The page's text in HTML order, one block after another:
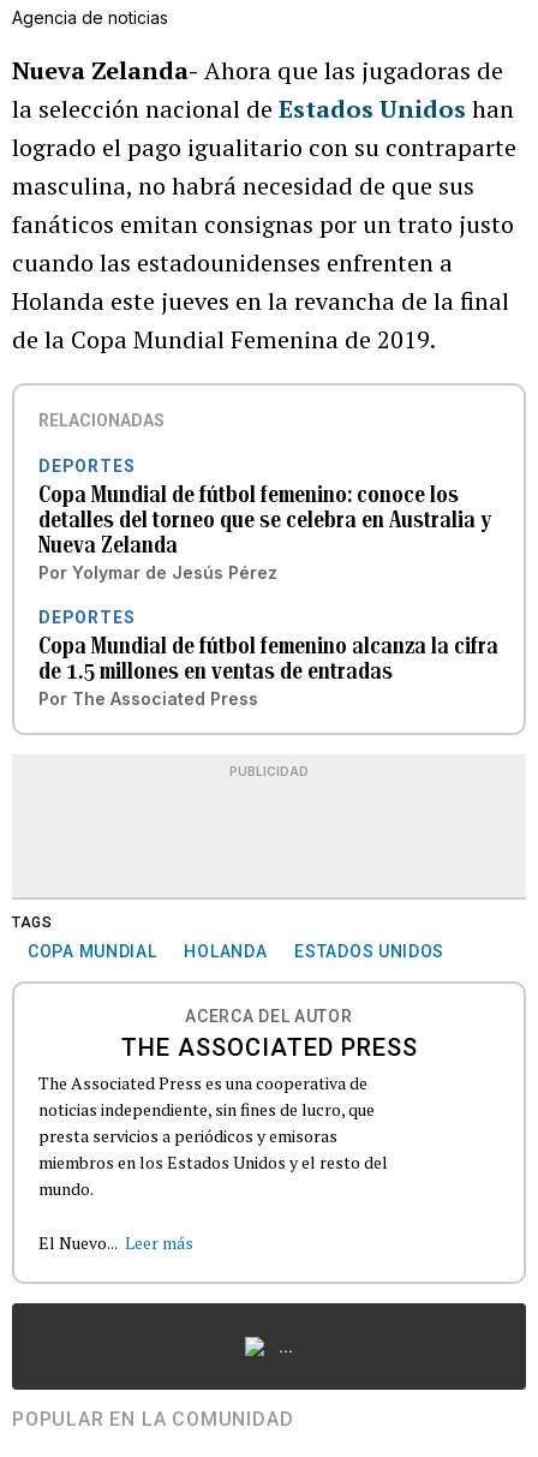
Agencia de noticias
Nueva Zelanda- Ahora que las jugadoras de
la selección nacional de Estados Unidos han
logrado el pago igualitario con su contraparte
masculina, no habrá necesidad de que sus
fanáticos emitan consignas por un trato justo
cuando las estadounidenses enfrenten a
Holanda este jueves en la revancha de la final
de la Copa Mundial Femenina de 2019.
RELACIONADAS
DEPORTES
Copa Mundial de fútbol femenino: conoce los
detalles del torneo que se celebra en Australia y
Nueva Zelanda
Por Yolymar de Jesús Pérez
DEPORTES
Copa Mundial de fútbol femenino alcanza la cifra
de 1.5 millones en ventas de entradas
Por The Associated Press
PUBLICIDAD
TAGS
COPA MUNDIAL HOLANDA ESTADOS UNIDOS
ACERCA DEL AUTOR
THE ASSOCIATED PRESS
The Associated Press es una cooperativa de
noticias independiente, sin fines de lucro, que
presta servicios a periódicos y emisoras
miembros en los Estados Unidos y el resto del
mundo.
El Nuevo... Leer más
...
POPULAR EN LA COMUNIDAD